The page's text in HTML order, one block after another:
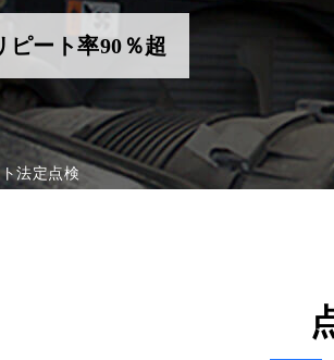
ピート率90％超
法定点検